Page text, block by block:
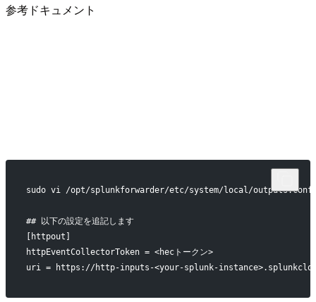
参考ドキュメント
sudo vi /opt/splunkforwarder/etc/system/local/outputs.conf
## 以下の設定を追記します
[httpout]
httpEventCollectorToken = <hecトークン>
uri = https://http-inputs-<your-splunk-